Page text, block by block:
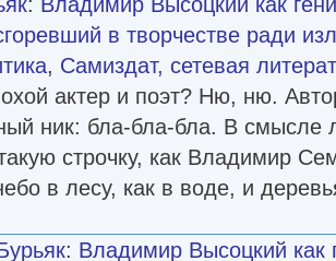
в творчестве ради
, Самиздат, сетевая
актер и поэт? Ню, ню.
ник: бла-бла-бла. В смысле
строчку, как Владимир
в лесу, как в воде, и
: Владимир Высоцкий как